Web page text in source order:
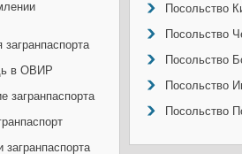
загранпаспорта
в ОВИР
загранпаспорта
Посольство
Посольство
Посольство
Посольство
Посольство